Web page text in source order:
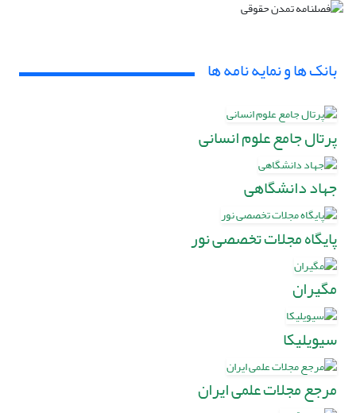
بانک ها و نمایه نامه ها
پرتال جامع علوم انسانی
جهاد دانشگاهی
پایگاه مجلات تخصصی نور
مگیران
سیویلیکا
مرجع مجلات علمی ایران